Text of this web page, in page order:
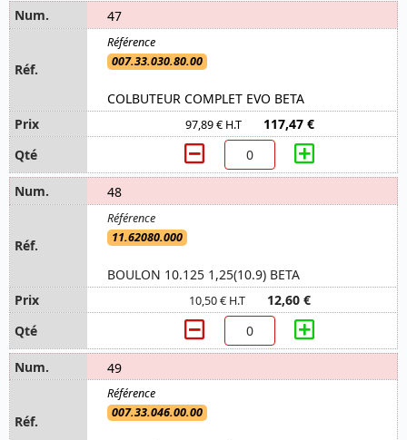
47
007.33.030.80.00
COLBUTEUR COMPLET EVO BETA
97,89 € H.T 117,47 €
48
11.62080.000
BOULON 10.125 1,25(10.9) BETA
10,50 € H.T 12,60 €
49
007.33.046.00.00